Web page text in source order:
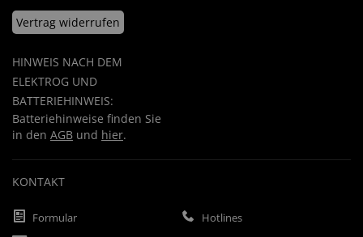
Vertrag widerrufen
HINWEIS NACH DEM
ELEKTROG UND
BATTERIEHINWEIS:
Batteriehinweise finden Sie
in den AGB und hier.
KONTAKT
Formular
Hotlines